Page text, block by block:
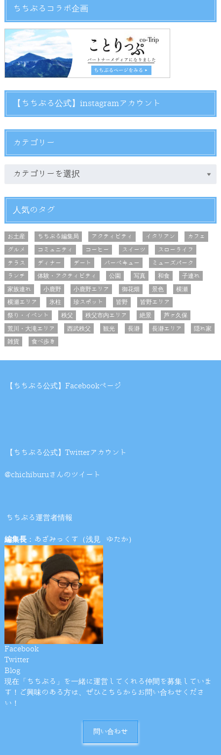
ちちぶるコラボ企画
【ちちぶる公式】instagramアカウント
カテゴリー
人気のタグ
お土産 ちちぶる編集局 アクティビティ イタリアン
カフェ
グルメ
コミュニティ コーヒー スイーツ
スローライフ
テラス
ディナー デート バーベキュー
ミューズパーク
ランチ
体験・アクティビティ 公園 写真 和食
子連れ
家族連れ
小鹿野 小鹿野エリア 御花畑 景色
横瀬
横瀬エリア
氷柱 珍スポット 皆野
皆野エリア
祭り・イベント
秩父 秩父市内エリア 絶景
芦ヶ久保
荒川・大滝エリア
西武秩父 観光 長瀞 長瀞エリア
隠れ家
雑貨
食べ歩き
【ちちぶる公式】Facebookページ
【ちちぶる公式】Twitterアカウント
@chichiburuさんのツイート
ちちぶる運営者情報
編集長：あざみっくす（浅見 ゆたか）
Facebook
Twitter
Blog
現在「ちちぶる」を一緒に運営してくれる仲間を募集していま
す！ご興味のある方は、ぜひこちらからお問い合わせくださ
い！
問い合わせ